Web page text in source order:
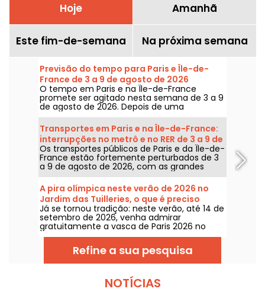
Hoje Amanhã
Este fim-de-semana Na próxima semana
Previsão do tempo para Paris e Île-de-
France de 3 a 9 de agosto de 2026
O tempo em Paris e na Île-de-France
promete ser agitado nesta semana de 3 a 9
de agosto de 2026. Depois de uma
segunda-feira de calor extremo, com risco
de tempestades, as temperaturas vão cair
gradualmente antes do retorno de tempo
mais quente e ensolarado para o fim de
semana.
Transportes em Paris e na Île-de-France:
interrupções no metrô e no RER de 3 a 9 de
agosto de 2026
Os transportes públicos de Paris e da Île-de-
France estão fortemente perturbados de 3
a 9 de agosto de 2026, com as grandes
obras de verão que afetam gravemente
algumas linhas, segundo a RATP e a SNCF.
A pira olímpica neste verão de 2026 no
Jardim das Tuilleries, o que é preciso
saber
Já se tornou tradição: neste verão, até 14 de
setembro de 2026, venha admirar
gratuitamente a vasca de Paris 2026 no
Jardim das Tulherias.
Refine a sua pesquisa
NOTÍCIAS